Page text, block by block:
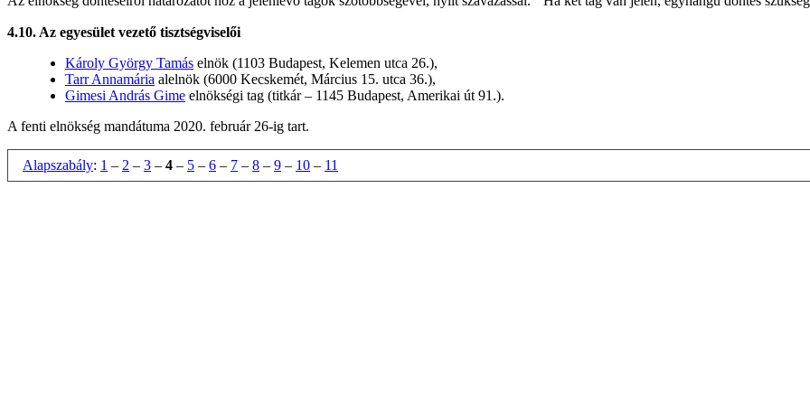
4.10. Az egyesület vezető tisztségviselői
Károly György Tamás elnök (1103 Budapest, Kelemen utca 26.),
Tarr Annamária alelnök (6000 Kecskemét, Március 15. utca 36.),
Gimesi András Gime elnökségi tag (titkár – 1145 Budapest, Amerikai út 91.).
A fenti elnökség mandátuma 2020. február 26-ig tart.
Alapszabály: 1 – 2 – 3 – 4 – 5 – 6 – 7 – 8 – 9 – 10 – 11